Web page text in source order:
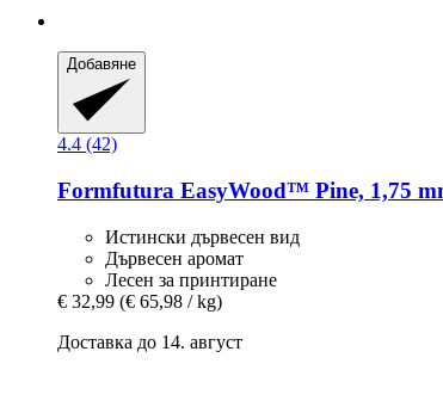
Добавяне
4.4 (42)
Formfutura EasyWood™ Pine, 1,75
Истински дървесен вид
Дървесен аромат
Лесен за принтиране
€ 32,99 (€ 65,98 / kg)
Доставка до 14. август